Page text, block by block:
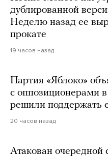
дублированной
Неделю назад ее
прокате
19 часов назад
Партия «Яблоко»
с оппозиционерами
решили поддержать
20 часов назад
Атакован